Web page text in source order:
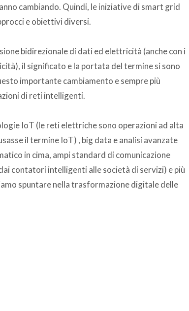
cambiando. Quindi, le iniziative di smart grid
e obiettivi diversi.
bidirezionale di dati ed elettricità (anche con i
il significato e la portata del termine si sono
importante cambiamento e sempre più
di reti intelligenti.
IoT (le reti elettriche sono operazioni ad alta
il termine IoT) , big data e analisi avanzate
in cima, ampi standard di comunicazione
contatori intelligenti alle società di servizi) e più
spuntare nella trasformazione digitale delle